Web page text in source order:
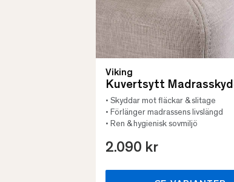
Viking
Kuvertsytt
• Skyddar mot fläckar & slitage
• Förlänger madrassens livslängd
• Ren & hygienisk sovmiljö
2.090 kr